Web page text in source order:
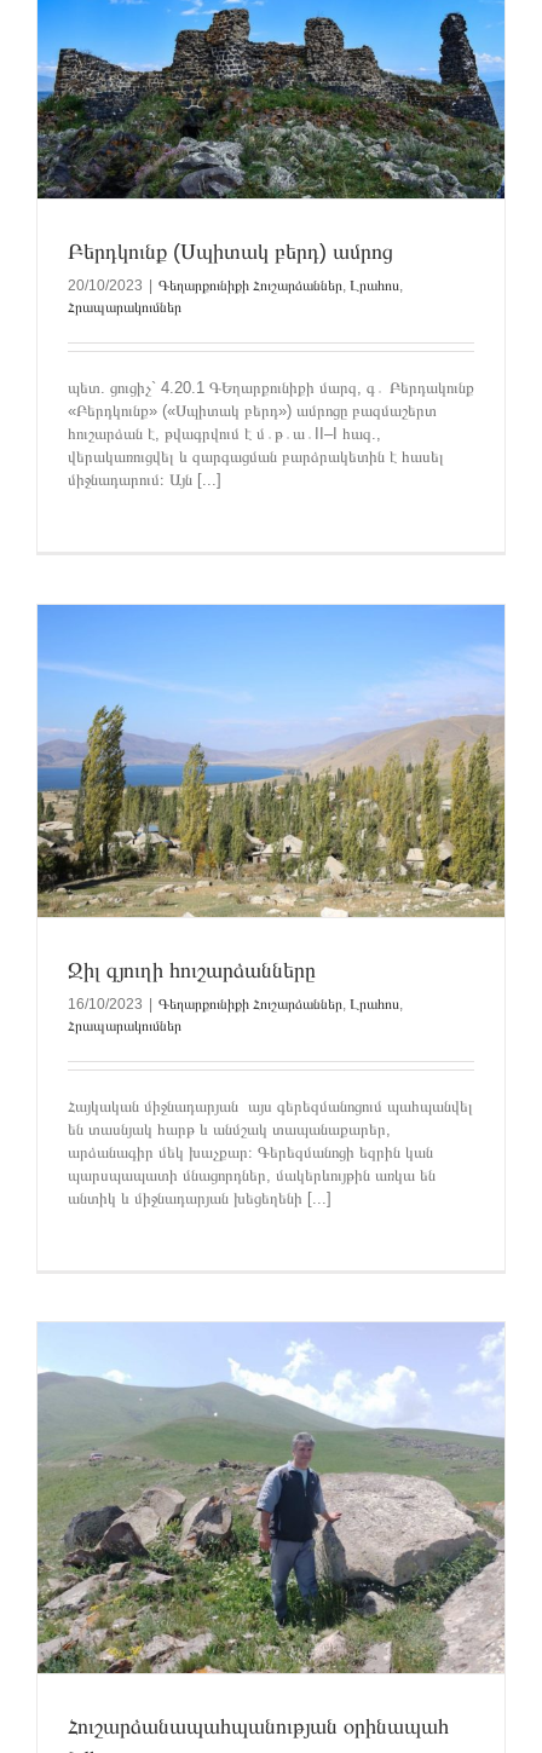
Բերդկունք (Սպիտակ բերդ) ամրոց
20/10/2023 Գեղարքունիքի Հուշարձաններ, Լրահոս,
Հրապարակումներ
պետ. ցուցիչ` 4.20.1 ԳԵղարքունիքի մարզ, գ․ Բերդակունք
«Բերդկունք» («Սպիտակ բերդ») ամրոցը բազմաշերտ
հուշարձան է, թվագրվում է մ․թ․ա․II–I հազ.,
վերակառուցվել և զարգացման բարձրակետին է հասել
միջնադարում։ Այն [...]
Ջիլ գյուղի հուշարձանները
16/10/2023 | Գեղարքունիքի Հուշարձաններ Լրահոս
Հրապարակումներ
Հայկական միջնադարյան այս գերեզմանոցում պահպանվել
են տասնյակ հարթ և անմշակ տապանաքարեր,
արձանագիր մեկ խաչքար։ Գերեզմանոցի եզրին կան
պարսպապատի մնացորդներ, մակերևույթին առկա են
անտիկ և միջնադարյան խեցեղենի [...]
Հուշարձանապահպանության օրինապահ